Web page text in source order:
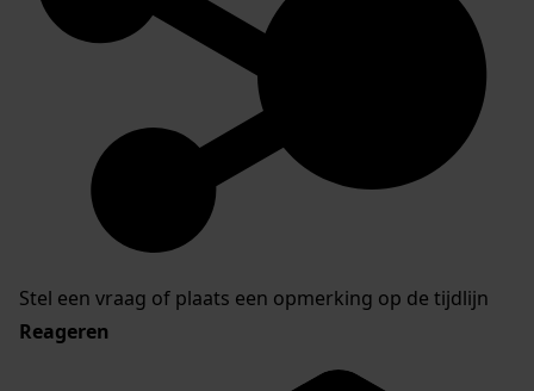
Stel een vraag of plaats een opmerking op de tijdlijn
Reageren